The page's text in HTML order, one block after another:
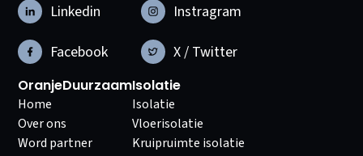
Linkedin
Instragram
Facebook
X / Twitter
OranjeDuurzaam
Home
Over ons
Word partner
Isolatie
Isolatie
Vloerisolatie
Kruipruimte isolatie